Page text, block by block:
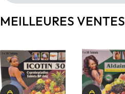
MEILLEURES VENTES